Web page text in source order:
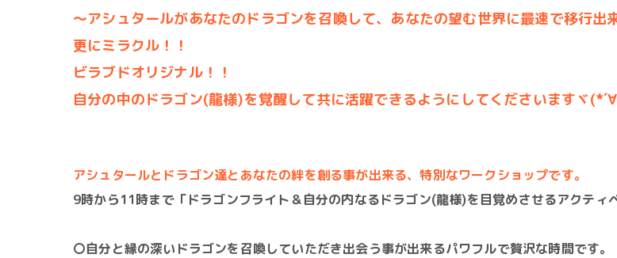
～アシュタールがあなたのドラゴンを召喚して、あなたの望む世界に最速で移行出
更にミラクル！！
ビラブドオリジナル！！
自分の中のドラゴン(龍様)を覚醒して共に活躍できるようにしてくださいますヾ
アシュタールとドラゴン達とあなたの絆を創る事が出来る、特別なワークショップです。
9時から11時まで「ドラゴンフライト＆自分の内なるドラゴン(龍様)を目覚めさせるアクティ
〇自分と縁の深いドラゴンを召喚していただき出会う事が出来るパワフルで贅沢な時間です。